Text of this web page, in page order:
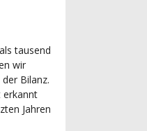
tausend
wir
Bilanz.
erkannt
Jahren